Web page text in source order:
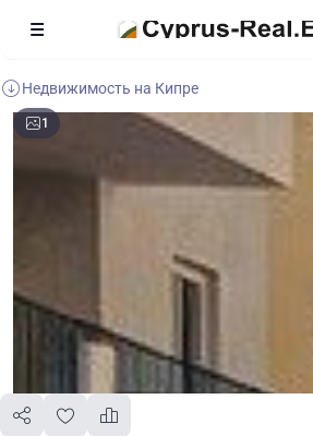
Недвижимость на Кипре
1